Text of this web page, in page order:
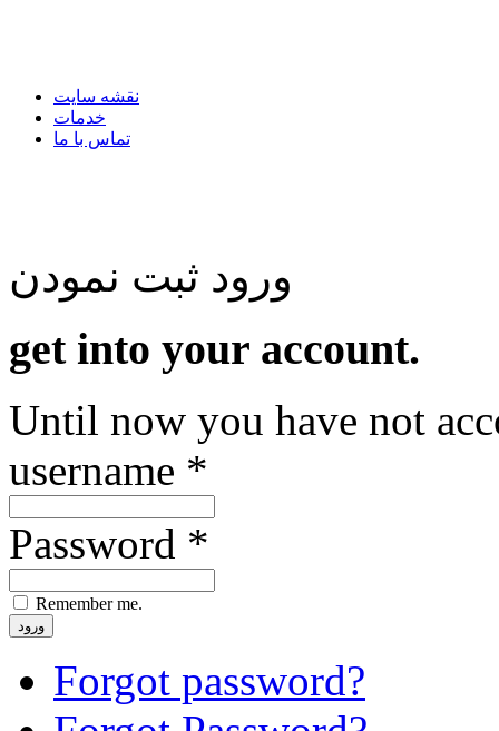
نقشه سایت
خدمات
تماس با ما
ورود ثبت نمودن
get into your account.
Until now you have not
username *
Password *
Remember me.
Forgot password?